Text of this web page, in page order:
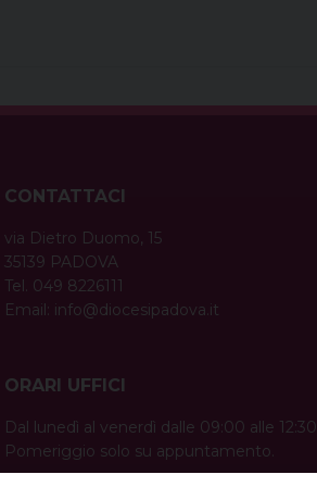
CONTATTACI
via Dietro Duomo, 15
35139 PADOVA
Tel. 049 8226111
Email: info@diocesipadova.it
ORARI UFFICI
Dal lunedì al venerdì dalle 09:00 alle 12:30.
Pomeriggio solo su appuntamento.